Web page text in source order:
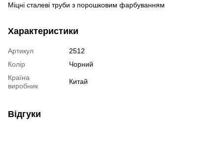
Міцні сталеві труби з порошковим фарбуванням
Характеристики
Артикул
2512
Колір
Чорний
Країна
виробник
Китай
Відгуки